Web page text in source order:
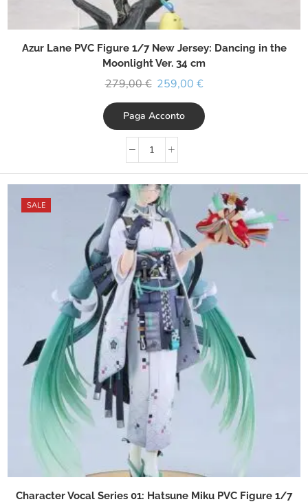
Azur Lane PVC Figure 1/7 New Jersey: Dancing in the
Moonlight Ver. 34 cm
279,00€ 259,00 €
Paga Acconto
SALE
Character Vocal Series 01: Hatsune Miku PVC Figure 1/7